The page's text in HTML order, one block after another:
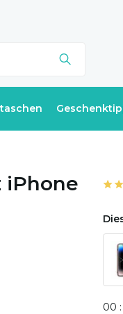
iPhone
00 :